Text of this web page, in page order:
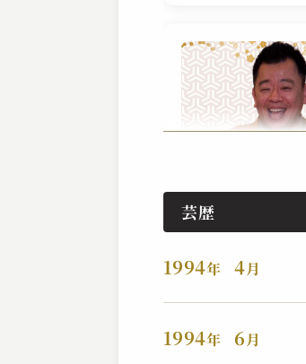
古今亭 菊志ん
天災
芸歴
1994年 4月
1994年 6月